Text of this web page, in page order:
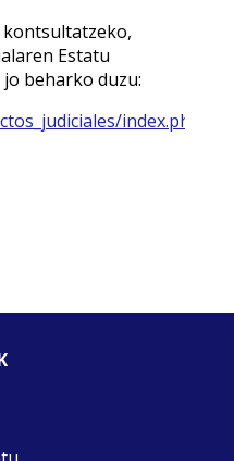
Estatu
beharko duzu:
index.php?